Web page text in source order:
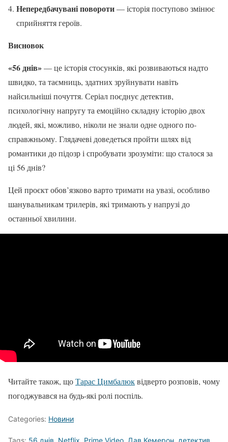
Непередбачувані повороти— історія поступово змінює
сприйняття героїв.
Висновок
«56 днів»— це історія стосунків, які розвиваються надто
швидко, та таємниць, здатних зруйнувати навіть
найсильніші почуття. Серіал поєднує детектив,
психологічну напругу та емоційно складну історію двох
людей, які, можливо, ніколи не знали одне одного по-
справжньому. Глядачеві доведеться пройти шлях від
романтики до підозр і спробувати зрозуміти: що сталося за
ці 56 днів?
Цей проєкт обов’язково варто тримати на увазі, особливо
шанувальникам трилерів, які тримають у напрузі до
останньої хвилини.
Читайте також, щоТарас Цимбалюквідверто розповів, чому
погоджувався на будь-які ролі поспіль.
Categories: Новини
Tags: 56 днів Netflix Prime Video Дав Кемерон детектив